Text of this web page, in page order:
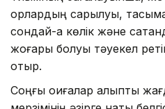
қорлардың сарқылуы,
сондай-ақ көлік және
жоғары болуы тәуекел
отыр.
Соңғы оқиғалар қалыпты